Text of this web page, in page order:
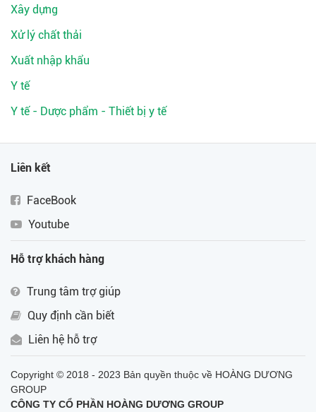
Xây dựng
Xử lý chất thải
Xuất nhập khẩu
Y tế
Y tế - Dược phẩm - Thiết bị y tế
Liên kết
FaceBook
Youtube
Hỗ trợ khách hàng
Trung tâm trợ giúp
Quy định cần biết
Liên hệ hỗ trợ
Copyright © 2018 - 2023 Bản quyền thuộc về HOÀNG DƯƠNG
GROUP
CÔNG TY CỔ PHẦN HOÀNG DƯƠNG GROUP